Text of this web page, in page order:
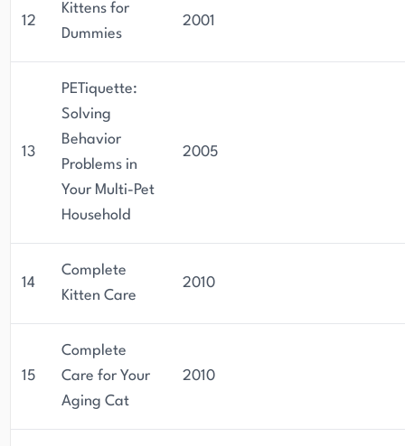
12
Kittens for
Dummies
2001
13
PETiquette:
Solving
Behavior
Problems in
Your Multi-Pet
Household
2005
14
Complete
Kitten Care
2010
15
Complete
Care for Your
Aging Cat
2010